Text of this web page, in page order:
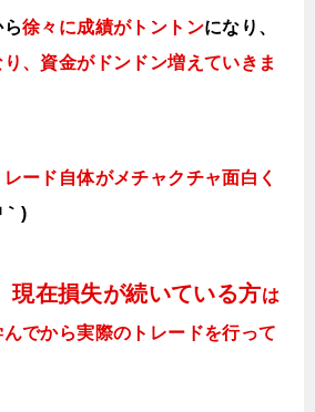
徐々に成績がトントンになり、
、資金がドンドン増えていきま
レード自体がメチャクチャ面白く
｀)
現在損失が続いている方は
でから実際のトレードを行って